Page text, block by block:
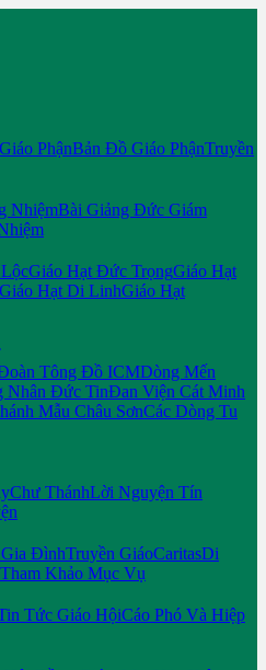
PhậnBản Đồ Giáo PhậnTruyền
NhiệmBài Giảng Đức Giám
Giáo Hạt Đức TrọngGiáo Hạt
Giáo Hạt Di LinhGiáo Hạt
Tông Đồ ICMDòng Mến
Nhân Đức TinĐan Viện Cát Minh
Mẫu Châu SơnCác Dòng Tu
Chư ThánhLời Nguyện Tín
ĐìnhTruyền GiáoCaritasDi
Tham Khảo Mục Vụ
Tức Giáo HộiCáo Phó Và Hiệp